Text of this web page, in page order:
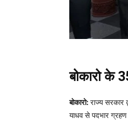
बोकारो के
बोकारो:राज्य सरकार
याधव से पदभार